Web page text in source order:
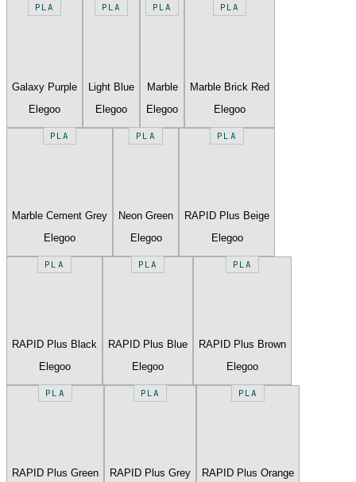
PLA
Galaxy Purple
Elegoo
PLA
Light Blue
Elegoo
PLA
Marble
Elegoo
PLA
Marble Brick Red
Elegoo
PLA
Marble Cement Grey
Elegoo
PLA
Neon Green
Elegoo
PLA
RAPID Plus Beige
Elegoo
PLA
RAPID Plus Black
Elegoo
PLA
RAPID Plus Blue
Elegoo
PLA
RAPID Plus Brown
Elegoo
PLA
RAPID Plus Green
PLA
RAPID Plus Grey
PLA
RAPID Plus Orange